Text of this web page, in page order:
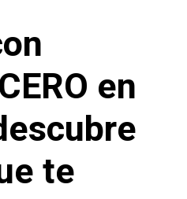
en
te